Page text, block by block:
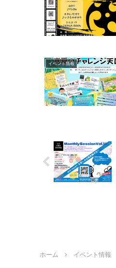
イベント情報
ホーム イベント情報